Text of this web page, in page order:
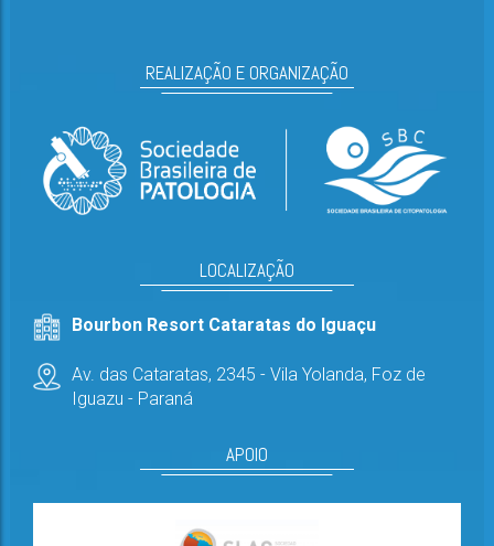
REALIZAÇÃO E ORGANIZAÇÃO
LOCALIZAÇÃO
Bourbon Resort Cataratas do Iguaçu
Av. das Cataratas, 2345 - Vila Yolanda, Foz de
Iguazu - Paraná
APOIO